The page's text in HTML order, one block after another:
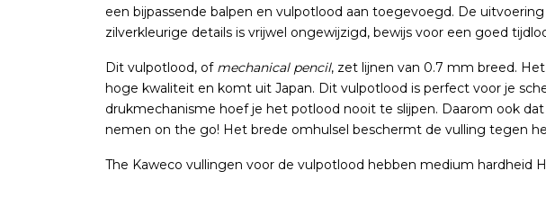
een bijpassende balpen en vulpotlood aan toegevoegd. De
zilverkleurige details is vrijwel ongewijzigd, bewijs voor een goed
Dit vulpotlood, of mechanical pencil, zet lijnen van 0.7 mm breed.
hoge kwaliteit en komt uit Japan. Dit vulpotlood is perfect voor je
drukmechanisme hoef je het potlood nooit te slijpen. Daarom ook
nemen on the go! Het brede omhulsel beschermt de vulling tegen
The Kaweco vullingen voor de vulpotlood hebben medium hardheid